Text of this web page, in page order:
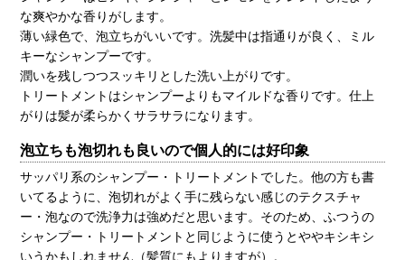
な爽やかな香りがします。
薄い緑色で、泡立ちがいいです。洗髪中は指通りが良く、ミル
キーなシャンプーです。
潤いを残しつつスッキリとした洗い上がりです。
トリートメントはシャンプーよりもマイルドな香りです。仕上
がりは髪が柔らかくサラサラになります。
泡立ちも泡切れも良いので個人的には好印象
サッパリ系のシャンプー・トリートメントでした。他の方も書
いてるように、泡切れがよく手に残らない感じのテクスチャ
ー・泡なので洗浄力は強めだと思います。そのため、ふつうの
シャンプー・トリートメントと同じように使うとややキシキシ
いうかもしれません（髪質にもよりますが）。